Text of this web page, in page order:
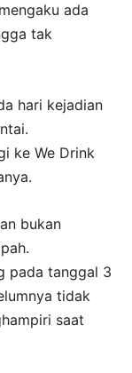
ada
tak
hari kejadian
ke We Drink
bukan
pada tanggal 3
tidak
saat